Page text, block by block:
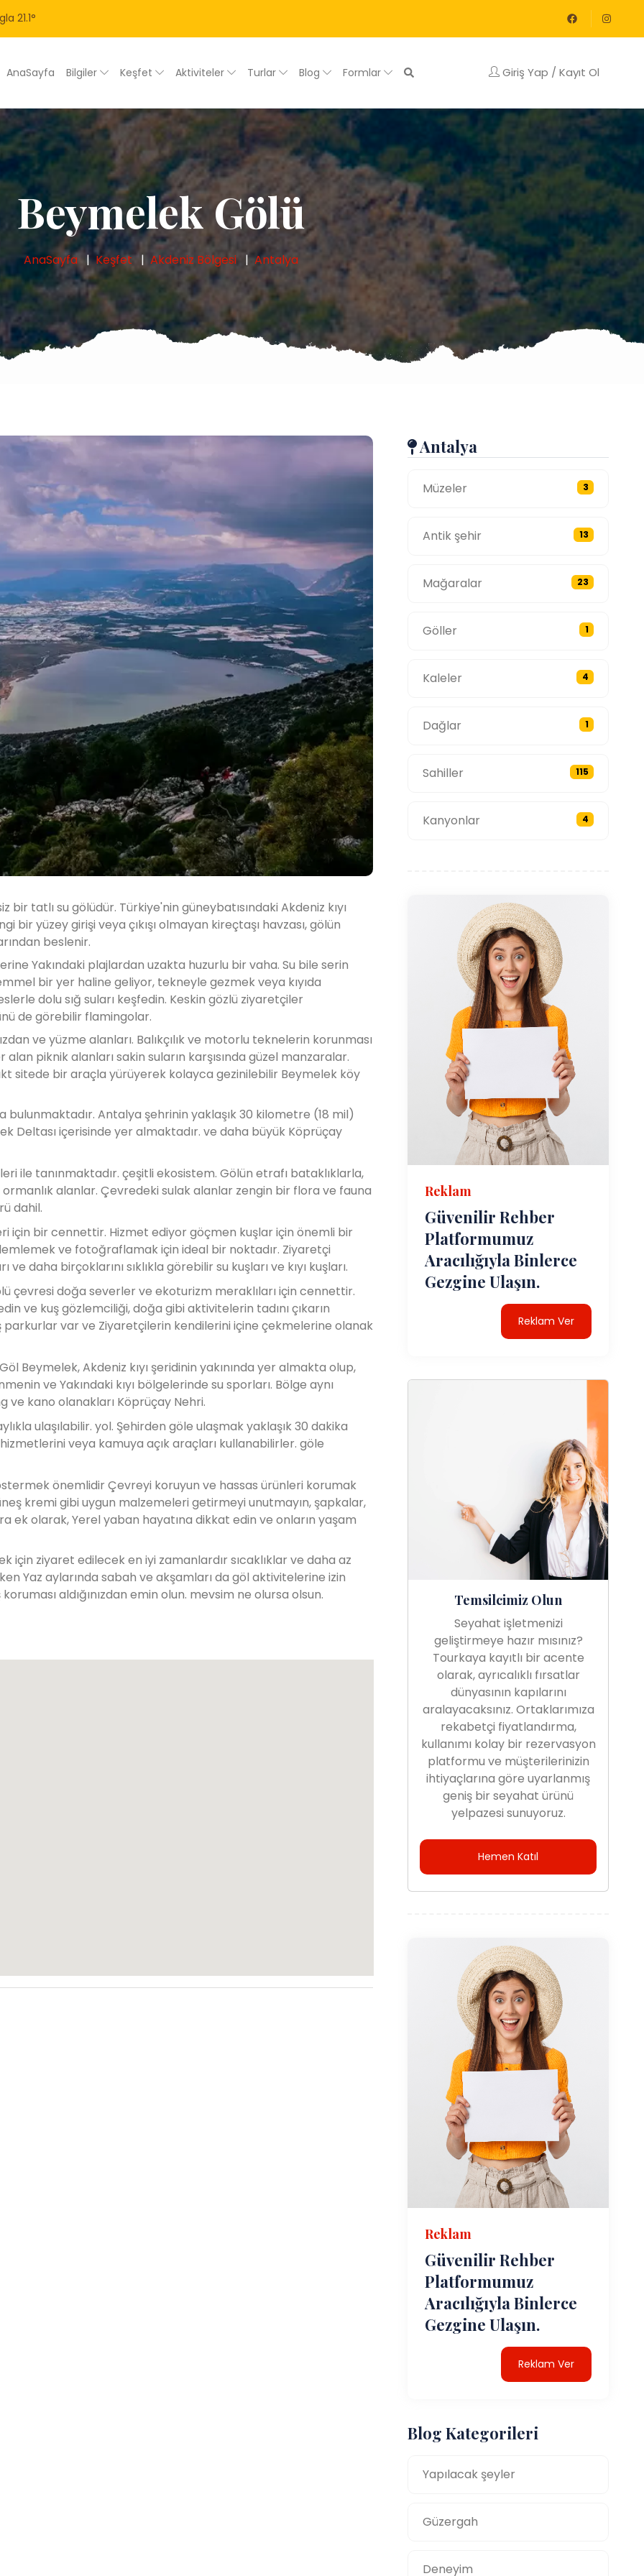
21.1°
AnaSayfa Bilgiler Keşfet Aktiviteler Turlar Blog Formlar Giriş Yap / Kayıt Ol
Beymelek Gölü
AnaSayfa Keşfet Akdeniz Bölgesi Antalya
tatlı su gölüdür. Türkiye'nin güneybatısındaki Akdeniz kıyı
bir yüzey girişi veya çıkışı olmayan kireçtaşı havzası, gölün
beslenir.
Yakındaki plajlardan uzakta huzurlu bir vaha. Su bile serin
bir yer haline geliyor, tekneyle gezmek veya kıyıda
dolu sığ suları keşfedin. Keskin gözlü ziyaretçiler
de görebilir flamingolar.
ve yüzme alanları. Balıkçılık ve motorlu teknelerin korunması
piknik alanları sakin suların karşısında güzel manzaralar.
sitede bir araçla yürüyerek kolayca gezinilebilir Beymelek köy
bulunmaktadır. Antalya şehrinin yaklaşık 30 kilometre (18 mil)
Deltası içerisinde yer almaktadır. ve daha büyük Köprüçay
ile tanınmaktadır. çeşitli ekosistem. Gölün etrafı bataklıklarla,
alanlar. Çevredeki sulak alanlar zengin bir flora ve fauna
dahil.
için bir cennettir. Hizmet ediyor göçmen kuşlar için önemli bir
ve fotoğraflamak için ideal bir noktadır. Ziyaretçi
ve daha birçoklarını sıklıkla görebilir su kuşları ve kıyı kuşları.
çevresi doğa severler ve ekoturizm meraklıları için cennettir.
ve kuş gözlemciliği, doğa gibi aktivitelerin tadını çıkarın
var ve Ziyaretçilerin kendilerini içine çekmelerine olanak
Beymelek, Akdeniz kıyı şeridinin yakınında yer almakta olup,
ve Yakındaki kıyı bölgelerinde su sporları. Bölge aynı
kano olanakları Köprüçay Nehri.
ulaşılabilir. yol. Şehirden göle ulaşmak yaklaşık 30 dakika
veya kamuya açık araçları kullanabilirler. göle
önemlidir Çevreyi koruyun ve hassas ürünleri korumak
kremi gibi uygun malzemeleri getirmeyi unutmayın, şapkalar,
ek olarak, Yerel yaban hayatına dikkat edin ve onların yaşam
ziyaret edilecek en iyi zamanlardır sıcaklıklar ve daha az
Yaz aylarında sabah ve akşamları da göl aktivitelerine izin
aldığınızdan emin olun. mevsim ne olursa olsun.
Antalya
Müzeler 3
Antik şehir 13
Mağaralar 23
Göller 1
Kaleler 4
Dağlar 1
Sahiller 115
Kanyonlar 4
Reklam
Güvenilir Rehber
Platformumuz
Aracılığıyla Binlerce
Gezgine Ulaşın.
Reklam Ver
Temsilcimiz Olun
Seyahat işletmenizi
geliştirmeye hazır mısınız?
Tourkaya kayıtlı bir acente
olarak, ayrıcalıklı fırsatlar
dünyasının kapılarını
aralayacaksınız. Ortaklarımıza
rekabetçi fiyatlandırma,
kullanımı kolay bir rezervasyon
platformu ve müşterilerinizin
ihtiyaçlarına göre uyarlanmış
geniş bir seyahat ürünü
yelpazesi sunuyoruz.
Hemen Katıl
Reklam
Güvenilir Rehber
Platformumuz
Aracılığıyla Binlerce
Gezgine Ulaşın.
Reklam Ver
Blog Kategorileri
Yapılacak şeyler
Güzergah
Deneyim